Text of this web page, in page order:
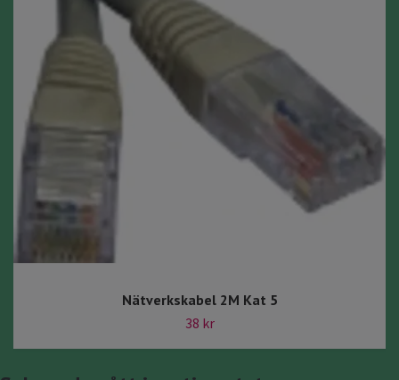
Nätverkskabel 2M Kat 5
38 kr